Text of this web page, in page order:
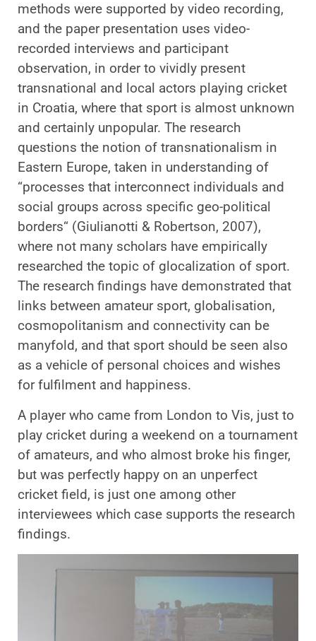
methods were supported by video recording,
and the paper presentation uses video-
recorded interviews and participant
observation, in order to vividly present
transnational and local actors playing cricket
in Croatia, where that sport is almost unknown
and certainly unpopular. The research
questions the notion of transnationalism in
Eastern Europe, taken in understanding of
“processes that interconnect individuals and
social groups across specific geo-political
borders“ (Giulianotti & Robertson, 2007),
where not many scholars have empirically
researched the topic of glocalization of sport.
The research findings have demonstrated that
links between amateur sport, globalisation,
cosmopolitanism and connectivity can be
manyfold, and that sport should be seen also
as a vehicle of personal choices and wishes
for fulfilment and happiness.
A player who came from London to Vis, just to
play cricket during a weekend on a tournament
of amateurs, and who almost broke his finger,
but was perfectly happy on an unperfect
cricket field, is just one among other
interviewees which case supports the research
findings.